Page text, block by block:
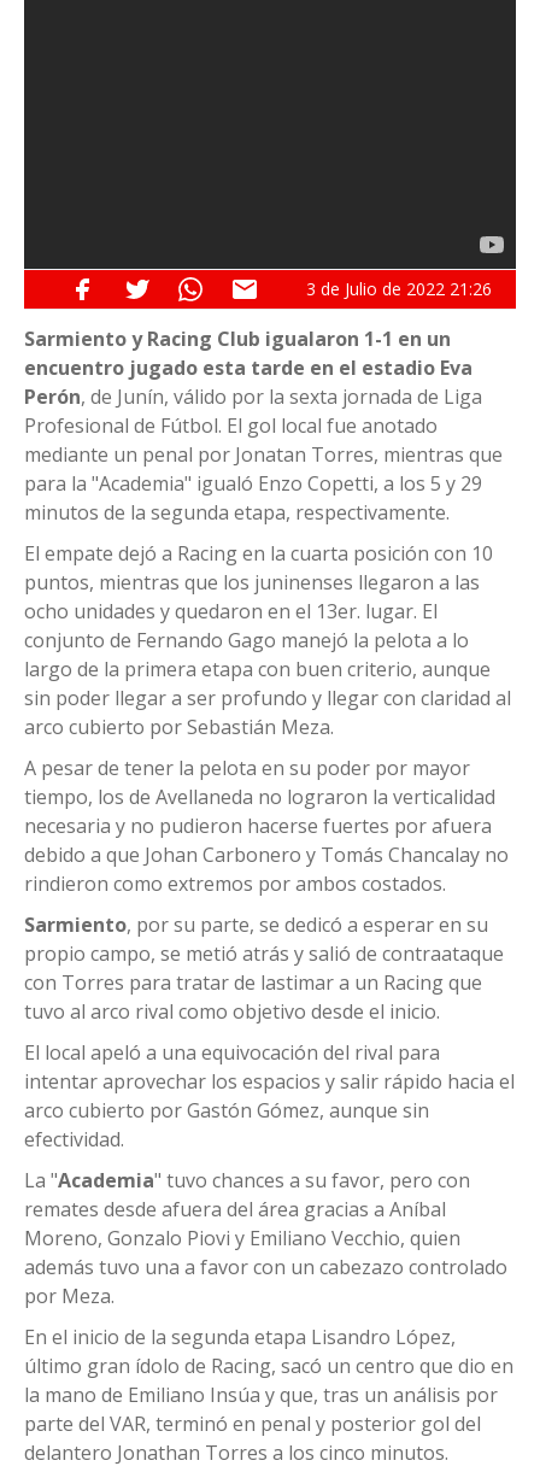
3 de Julio de 2022 21:26
Sarmiento y Racing Club igualaron 1-1 en un
encuentro jugado esta tarde en el estadio Eva
Perón, de Junín, válido por la sexta jornada de Liga
Profesional de Fútbol. El gol local fue anotado
mediante un penal por Jonatan Torres, mientras que
para la "Academia" igualó Enzo Copetti, a los 5 y 29
minutos de la segunda etapa, respectivamente.
El empate dejó a Racing en la cuarta posición con 10
puntos, mientras que los juninenses llegaron a las
ocho unidades y quedaron en el 13er. lugar. El
conjunto de Fernando Gago manejó la pelota a lo
largo de la primera etapa con buen criterio, aunque
sin poder llegar a ser profundo y llegar con claridad al
arco cubierto por Sebastián Meza.
A pesar de tener la pelota en su poder por mayor
tiempo, los de Avellaneda no lograron la verticalidad
necesaria y no pudieron hacerse fuertes por afuera
debido a que Johan Carbonero y Tomás Chancalay no
rindieron como extremos por ambos costados.
Sarmiento, por su parte, se dedicó a esperar en su
propio campo, se metió atrás y salió de contraataque
con Torres para tratar de lastimar a un Racing que
tuvo al arco rival como objetivo desde el inicio.
El local apeló a una equivocación del rival para
intentar aprovechar los espacios y salir rápido hacia el
arco cubierto por Gastón Gómez, aunque sin
efectividad.
La "Academia" tuvo chances a su favor, pero con
remates desde afuera del área gracias a Aníbal
Moreno, Gonzalo Piovi y Emiliano Vecchio, quien
además tuvo una a favor con un cabezazo controlado
por Meza.
En el inicio de la segunda etapa Lisandro López,
último gran ídolo de Racing, sacó un centro que dio en
la mano de Emiliano Insúa y que, tras un análisis por
parte del VAR, terminó en penal y posterior gol del
delantero Jonathan Torres a los cinco minutos.